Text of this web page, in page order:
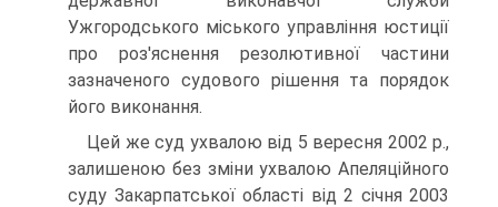
Ужгородського міського управління юстиції
про роз'яснення резолютивної частини
зазначеного судового рішення та порядок
його виконання.
Цей же суд ухвалою від 5 вересня 2002 р.,
залишеною без зміни ухвалою Апеляційного
суду Закарпатської області від 2 січня 2003